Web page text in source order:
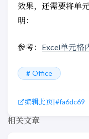
效果，还需要将单
明：
参考： Excel单元格
Office
编辑此页|#fa6dc69
相关文章